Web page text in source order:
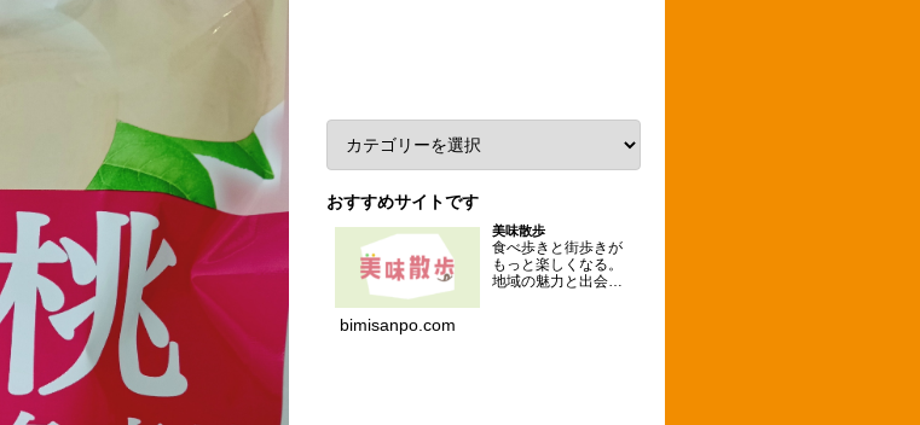
おすすめサイトです
美味散歩
食べ歩きと街歩きが
もっと楽しくなる。
地域の魅力と出会え
bimisanpo.com